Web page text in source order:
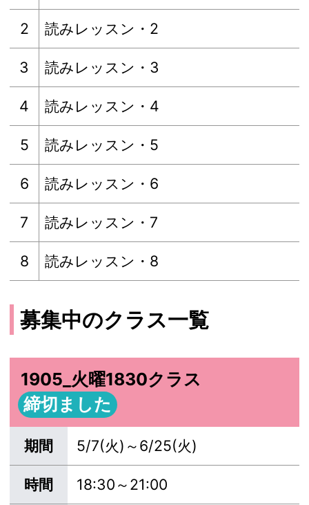
2 読みレッスン・2
3 読みレッスン・3
4 読みレッスン・4
5 読みレッスン・5
6 読みレッスン・6
7 読みレッスン・7
8 読みレッスン・8
募集中のクラス一覧
1905_火曜1830クラス
締切ました
期間 5/7(火)～6/25(火)
時間 18:30～21:00